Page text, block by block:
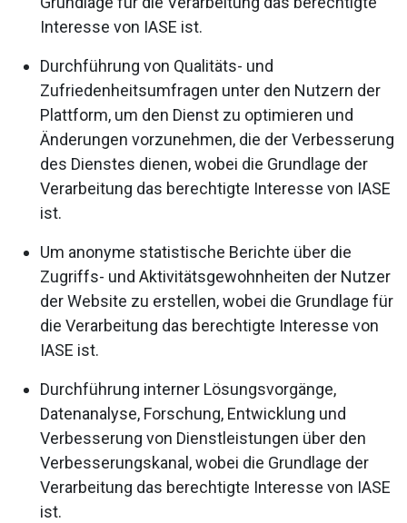
Interesse von IASE ist.
Durchführung von Qualitäts- und
Zufriedenheitsumfragen unter den Nutzern der
Plattform, um den Dienst zu optimieren und
Änderungen vorzunehmen, die der Verbesserung
des Dienstes dienen, wobei die Grundlage der
Verarbeitung das berechtigte Interesse von IASE
ist.
Um anonyme statistische Berichte über die
Zugriffs- und Aktivitätsgewohnheiten der Nutzer
der Website zu erstellen, wobei die Grundlage für
die Verarbeitung das berechtigte Interesse von
IASE ist.
Durchführung interner Lösungsvorgänge,
Datenanalyse, Forschung, Entwicklung und
Verbesserung von Dienstleistungen über den
Verbesserungskanal, wobei die Grundlage der
Verarbeitung das berechtigte Interesse von IASE
ist.